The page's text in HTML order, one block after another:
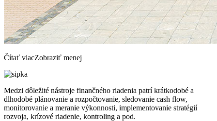
Čítať viacZobraziť menej
Medzi dôležité nástroje finančného riadenia patrí krátkodobé a
dlhodobé plánovanie a rozpočtovanie, sledovanie cash flow,
monitorovanie a meranie výkonnosti, implementovanie stratégií
rozvoja, krízové riadenie, kontroling a pod.